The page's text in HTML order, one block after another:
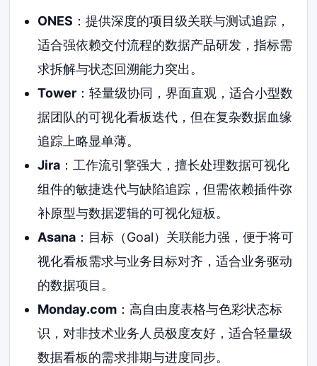
ONES ：提供深度的项目级关联与测试追踪，
适合强依赖交付流程的数据产品研发，指标需
求拆解与状态回溯能力突出。
Tower：轻量级协同，界面直观，适合小型数
据团队的可视化看板迭代，但在复杂数据血缘
追踪上略显单薄。
Jira：工作流引擎强大，擅长处理数据可视化
组件的敏捷迭代与缺陷追踪，但需依赖插件弥
补原型与数据逻辑的可视化短板。
Asana：目标（Goal）关联能力强，便于将可
视化看板需求与业务目标对齐，适合业务驱动
的数据项目。
Monday.com：高自由度表格与色彩状态标
识，对非技术业务人员极度友好，适合轻量级
数据看板的需求排期与进度同步。